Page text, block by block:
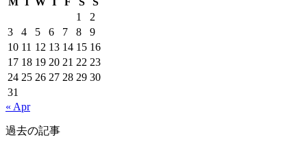
1
2
3
4 5 6 7 8
9
10 11 12 13 14 15 16
17 18 19 20 21 22 23
24 25 26 27 28 29 30
31
« Apr
過去の記事